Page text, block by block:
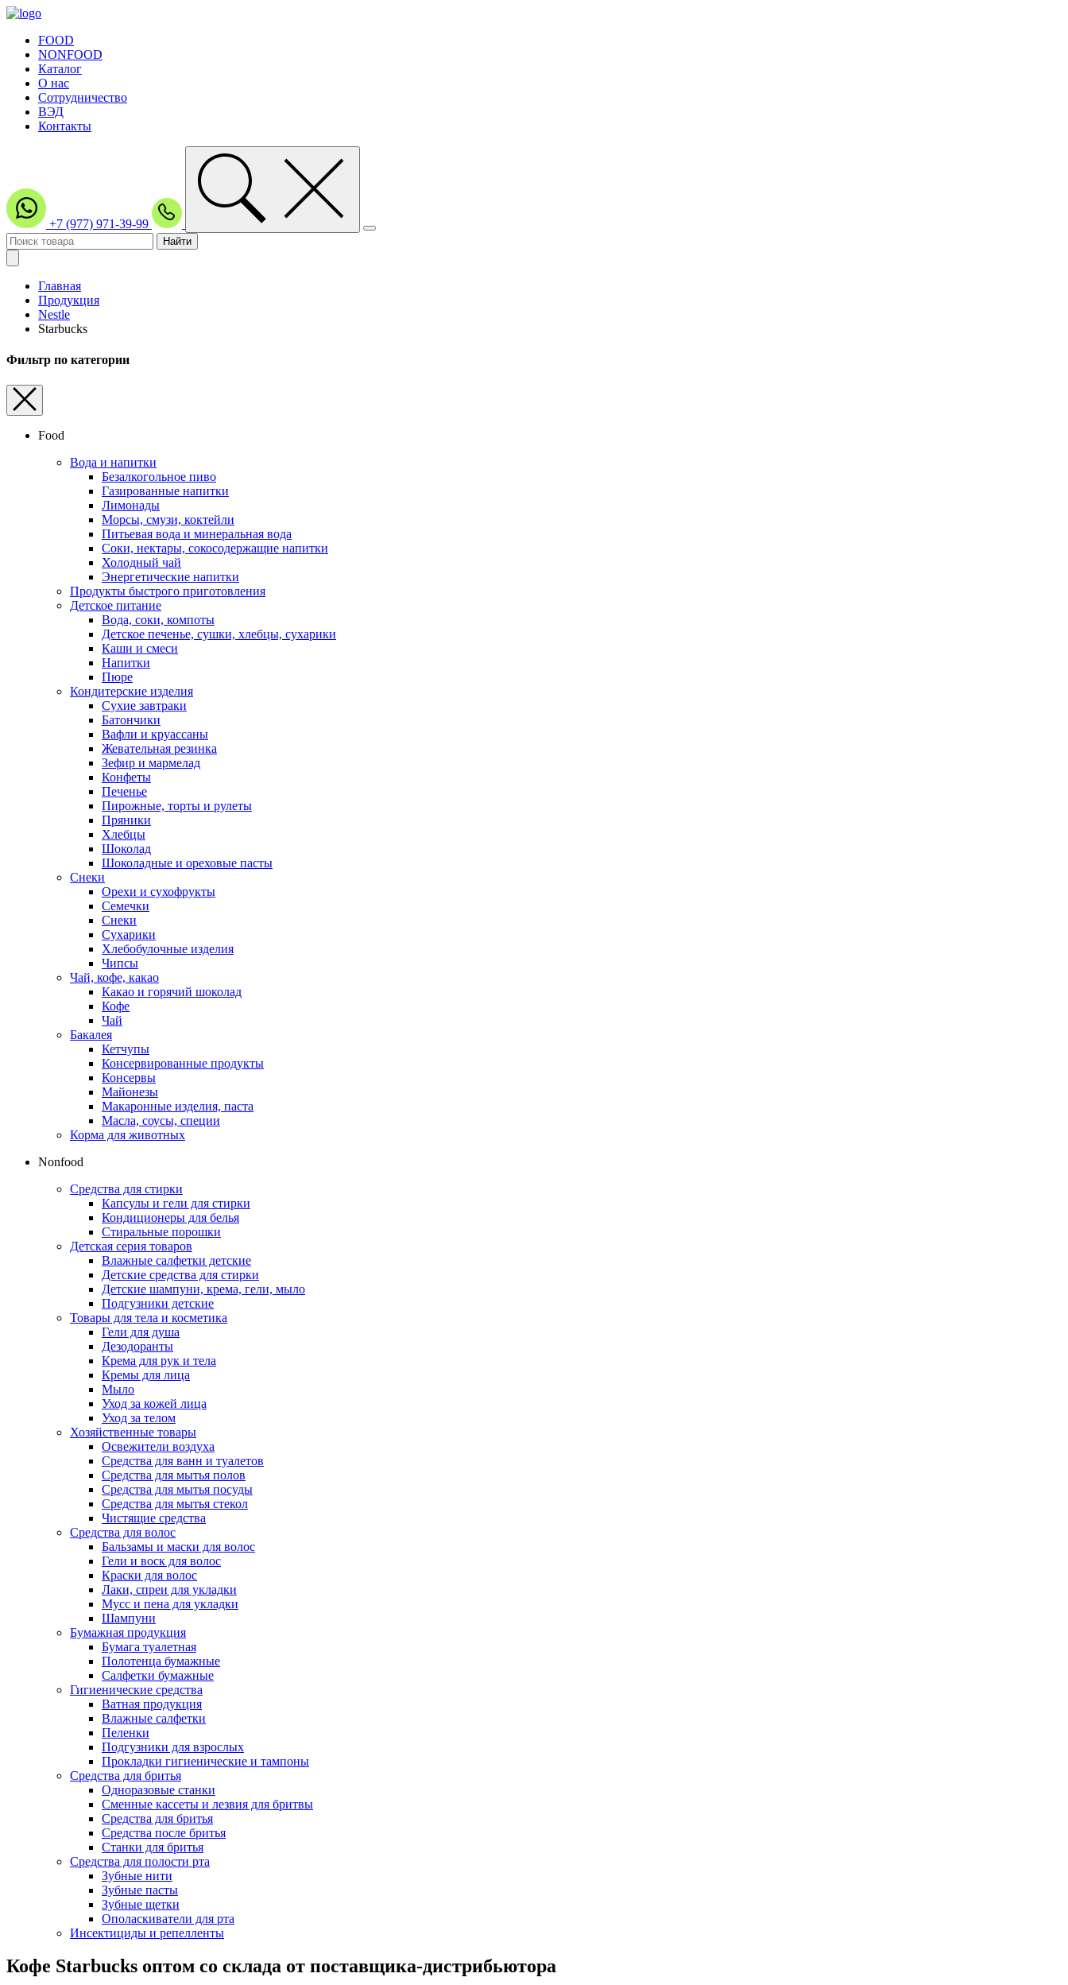
FOOD
NONFOOD
Каталог
О нас
Сотрудничество
ВЭД
Контакты
+7 (977) 971-39-99
Главная
Продукция
Nestle
Starbucks
Фильтр по категории
Food
Вода и напитки
Безалкогольное пиво
Газированные напитки
Лимонады
Морсы, смузи, коктейли
Питьевая вода и минеральная вода
Соки, нектары, cокосодержащие напитки
Холодный чай
Энергетические напитки
Продукты быстрого приготовления
Детское питание
Вода, соки, компоты
Детское печенье, сушки, хлебцы, сухарики
Каши и смеси
Напитки
Пюре
Кондитерские изделия
Cухие завтраки
Батончики
Вафли и круассаны
Жевательная резинка
Зефир и мармелад
Конфеты
Печенье
Пирожные, торты и рулеты
Пряники
Хлебцы
Шоколад
Шоколадные и ореховые пасты
Снеки
Орехи и сухофрукты
Семечки
Снеки
Сухарики
Хлебобулочные изделия
Чипсы
Чай, кофе, какао
Какао и горячий шоколад
Кофе
Чай
Бакалея
Кетчупы
Консервированные продукты
Консервы
Майонезы
Макаронные изделия, паста
Масла, соусы, специи
Корма для животных
Nonfood
Средства для стирки
Капсулы и гели для стирки
Кондиционеры для белья
Стиральные порошки
Детская серия товаров
Влажные салфетки детские
Детские средства для стирки
Детские шампуни, крема, гели, мыло
Подгузники детские
Товары для тела и косметика
Гели для душа
Дезодоранты
Крема для рук и тела
Кремы для лица
Мыло
Уход за кожей лица
Уход за телом
Хозяйственные товары
Освежители воздуха
Средства для ванн и туалетов
Средства для мытья полов
Средства для мытья посуды
Средства для мытья стекол
Чистящие средства
Средства для волос
Бальзамы и маски для волос
Гели и воск для волос
Краски для волос
Лаки, спреи для укладки
Мусс и пена для укладки
Шампуни
Бумажная продукция
Бумага туалетная
Полотенца бумажные
Салфетки бумажные
Гигиенические средства
Ватная продукция
Влажные салфетки
Пеленки
Подгузники для взрослых
Прокладки гигиенические и тампоны
Средства для бритья
Одноразовые станки
Сменные кассеты и лезвия для бритвы
Средства для бритья
Средства после бритья
Станки для бритья
Средства для полости рта
Зубные нити
Зубные пасты
Зубные щетки
Ополаскиватели для рта
Инсектициды и репелленты
Кофе Starbucks оптом со склада от поставщика-дистрибьютора